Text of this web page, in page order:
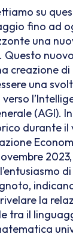
su
fino ad
una
Questo nuovo
creazione di
una
(AGI).
durante il
la
tra il